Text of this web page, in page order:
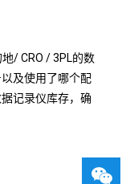
/ CRO / 3PL的数
及使用了哪个配
记录仪库存，确